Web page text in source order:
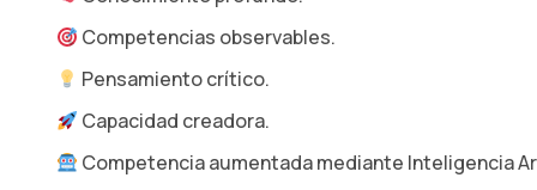
Competencias observables.
Pensamiento crítico.
Capacidad creadora.
Competencia aumentada mediante Inteligencia